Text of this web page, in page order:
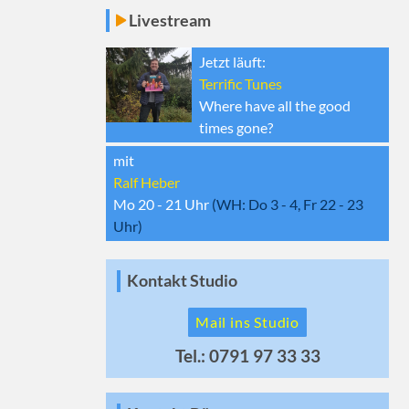
Livestream
Jetzt läuft:
Terrific Tunes
Where have all the good
times gone?
mit
Ralf Heber
Mo 20 - 21 Uhr (WH: Do 3 - 4, Fr 22 - 23
Uhr)
Kontakt Studio
Mail ins Studio
Tel.: 0791 97 33 33